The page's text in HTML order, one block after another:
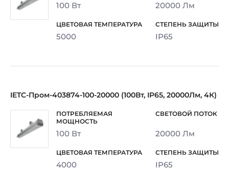
100 Вт 20000 Лм
5000 IP65
IETC-Пром-403874-100-20000 (100Вт, IP65, 20000Лм, 4К)
100 Вт 20000 Лм
4000 IP65